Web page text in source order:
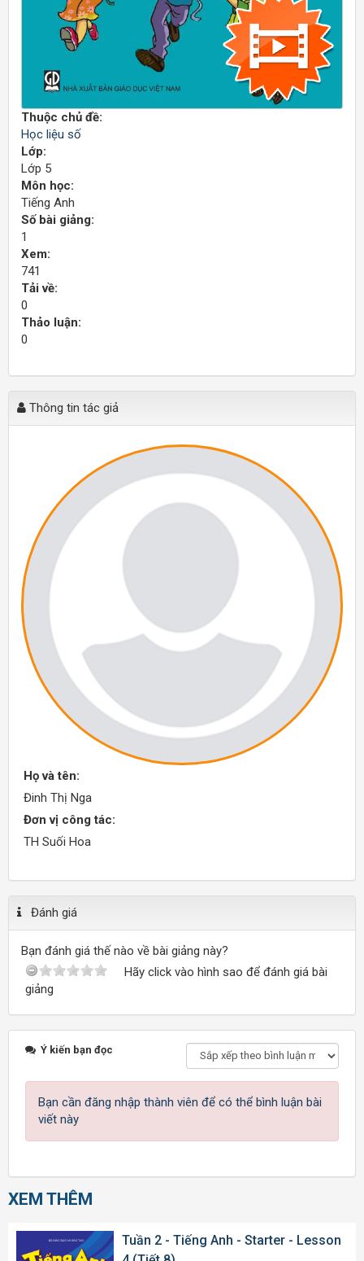
Thuộc chủ đề:
Học liệu số
Lớp:
Lớp 5
Môn học:
Tiếng Anh
Số bài giảng:
1
Xem:
741
Tải về:
0
Thảo luận:
0
Thông tin tác giả
Họ và tên:
Đinh Thị Nga
Đơn vị công tác:
TH Suối Hoa
Đánh giá
Bạn đánh giá thế nào về bài giảng này?
Hãy click vào hình sao để đánh giá bài
giảng
Ý kiến bạn đọc
Bạn cần đăng nhập thành viên để có thể bình luận bài
viết này
XEM THÊM
Tuần 2 - Tiếng Anh - Starter - Lesson